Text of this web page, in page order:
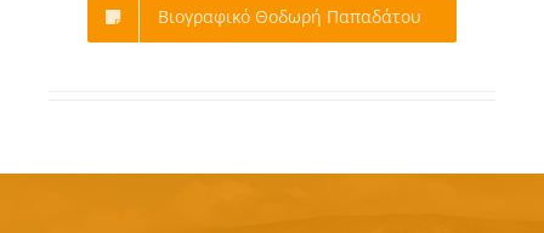
Βιογραφικό Θοδωρή Παπαδάτου